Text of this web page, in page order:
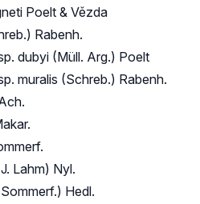
Poelt & Vězda
Rabenh.
dubyi (Müll. Arg.) Poelt
muralis (Schreb.) Rabenh.
Lahm) Nyl.
Hedl.